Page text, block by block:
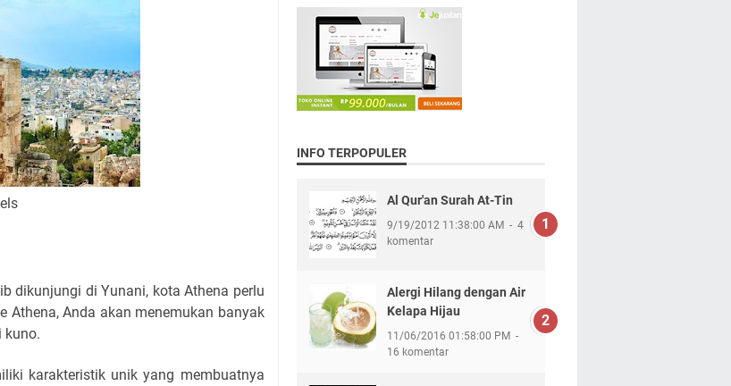
dikunjungi di Yunani, kota Athena perlu
Athena, Anda akan menemukan banyak
kuno.
karakteristik unik yang membuatnya
INFO TERPOPULER
Al Qur'an Surah At-Tin
9/19/2012 11:38:00 AM
4
komentar
Alergi Hilang dengan Air
Kelapa Hijau
11/06/2016 01:58:00 PM
16 komentar